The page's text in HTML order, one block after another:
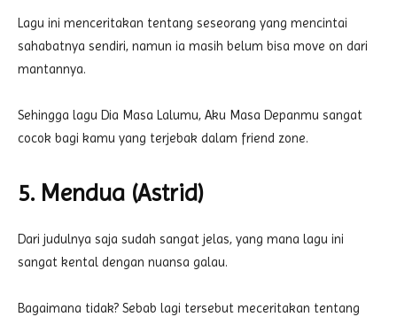
Lagu ini menceritakan tentang seseorang yang mencintai
sahabatnya sendiri, namun ia masih belum bisa move on dari
mantannya.
Sehingga lagu Dia Masa Lalumu, Aku Masa Depanmu sangat
cocok bagi kamu yang terjebak dalam friend zone.
5. Mendua (Astrid)
Dari judulnya saja sudah sangat jelas, yang mana lagu ini
sangat kental dengan nuansa galau.
Bagaimana tidak? Sebab lagi tersebut meceritakan tentang